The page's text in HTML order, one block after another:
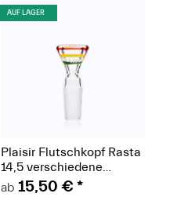
AUF LAGER
Plaisir Flutschkopf Rasta
14,5 verschiedene
Größen
ab 15,50 € *